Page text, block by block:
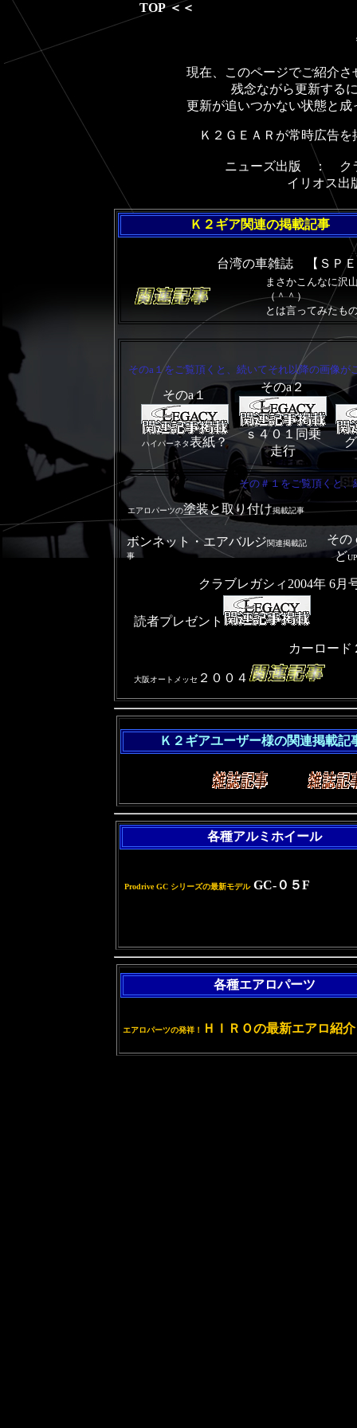
TOP ＜＜
現在、このページでご紹介
残念ながら更新する
更新が追いつかない状態と
Ｋ２ＧＥＡＲが常時広告
ニューズ出版 ： ク
イリオス
Ｋ２ギア関連の掲載記事
台湾の車雑誌 【ＳＰ
まさかこんなに沢
（＾＾）
とは言ってみたも
そのa１をご覧頂くと、続いてそれ以降の画像が
そのa１
ハイパーネタ表紙？
そのa２
ｓ４０１同乗
走行
その＃１をご覧頂くと
エアロパーツの塗装と取り付け掲載記事
ボンネット・エアバルジ関連掲載記
事
その
ど
クラブレガシィ2004年 6
読者プレゼント
カーロード
大阪オートメッセ ２００４
Ｋ２ギアユーザー様の関連掲載記
各種アルミホイール
Prodrive GC シリーズの最新モデル GC-０５F
各種エアロパーツ
エアロパーツの発祥！ ＨＩＲＯの最新エアロ紹介